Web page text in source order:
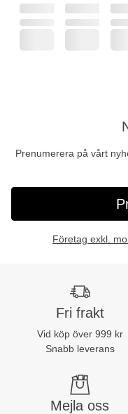
Prenumerera på vårt
Företag exkl.
Fri frakt
Vid köp över 999 kr
Snabb leverans
Mejla oss